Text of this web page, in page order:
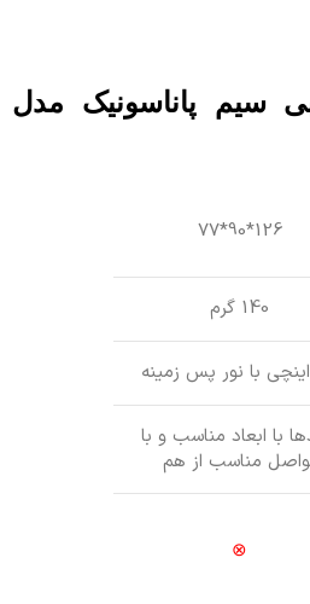
سیم پاناسونیک مدل
126*90*77
140 گرم
با ابعاد مناسب و با
مناسب از هم
⊗